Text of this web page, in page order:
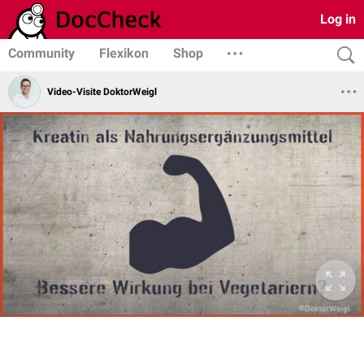
Log in
Community Flexikon Shop
Video-Visite DoktorWeigl